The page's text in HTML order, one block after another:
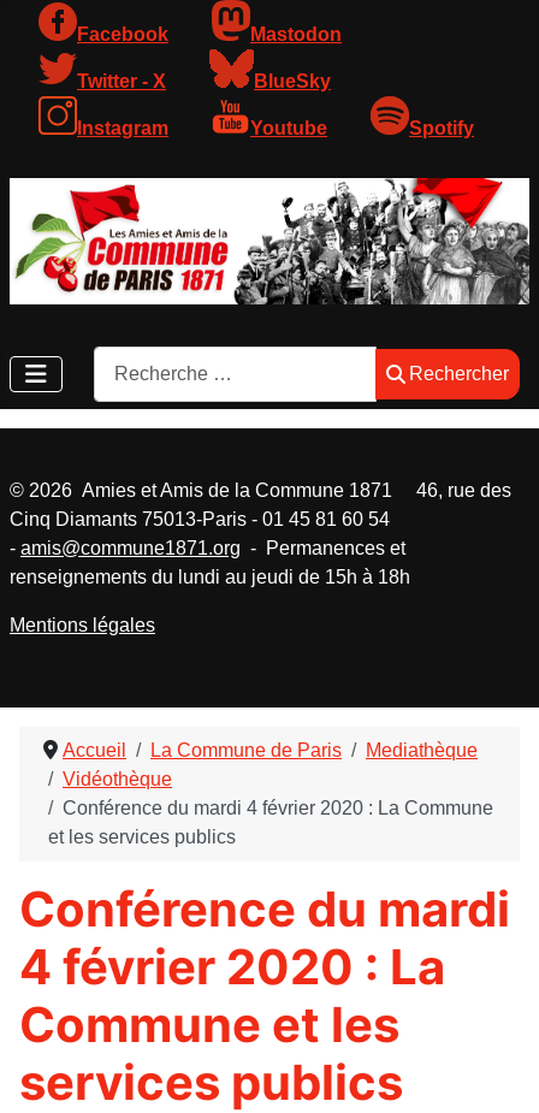
Facebook Mastodon
Twitter - X BlueSky
Instagram Youtube Spotify
Rechercher
Rechercher
Accueil La Commune de Paris
Mediathèque
Vidéothèque
Conférence du mardi 4 février 2020 : La Commune
et les services publics
Conférence du mardi
4 février 2020 : La
Commune et les
services publics
© 2026 Amies et Amis de la Commune 1871 46, rue des
Cinq Diamants 75013-Paris - 01 45 81 60 54
- amis@commune1871.org - Permanences et
renseignements du lundi au jeudi de 15h à 18h
Mentions légales